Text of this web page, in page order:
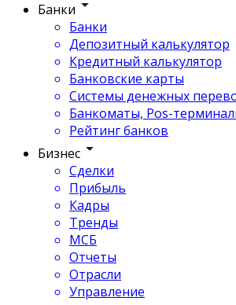
Банки
Банки
Депозитный калькулятор
Кредитный калькулятор
Банковские карты
Системы денежных
Банкоматы, Pos-
Рейтинг банков
Бизнес
Сделки
Прибыль
Кадры
Тренды
МСБ
Отчеты
Отрасли
Управление